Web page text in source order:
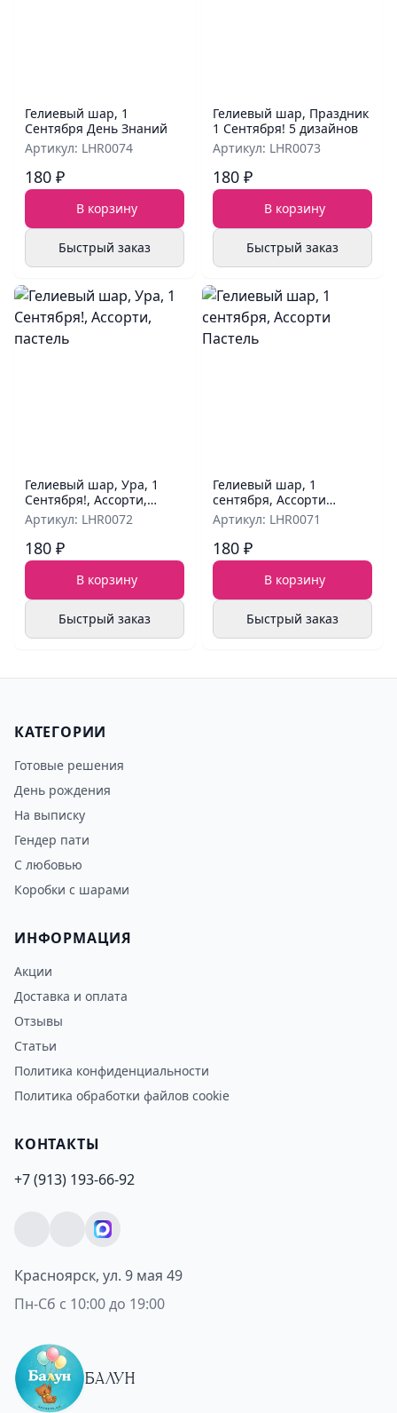
Гелиевый шар, 1
Сентября День Знаний
Артикул: LHR0074
180 ₽
В корзину
Быстрый заказ
Гелиевый шар, Праздник
1 Сентября! 5 дизайнов
Артикул: LHR0073
180 ₽
В корзину
Быстрый заказ
Гелиевый шар, Ура, 1
Сентября!, Ассорти,
пастель
Артикул: LHR0072
180 ₽
В корзину
Быстрый заказ
Гелиевый шар, 1
сентября, Ассорти
Пастель
Артикул: LHR0071
180 ₽
В корзину
Быстрый заказ
КАТЕГОРИИ
Готовые решения
День рождения
На выписку
Гендер пати
С любовью
Коробки с шарами
ИНФОРМАЦИЯ
Акции
Доставка и оплата
Отзывы
Статьи
Политика конфиденциальности
Политика обработки файлов cookie
КОНТАКТЫ
+7 (913) 193-66-92
Красноярск, ул. 9 мая 49
Пн-Сб с 10:00 до 19:00
БАЛУН